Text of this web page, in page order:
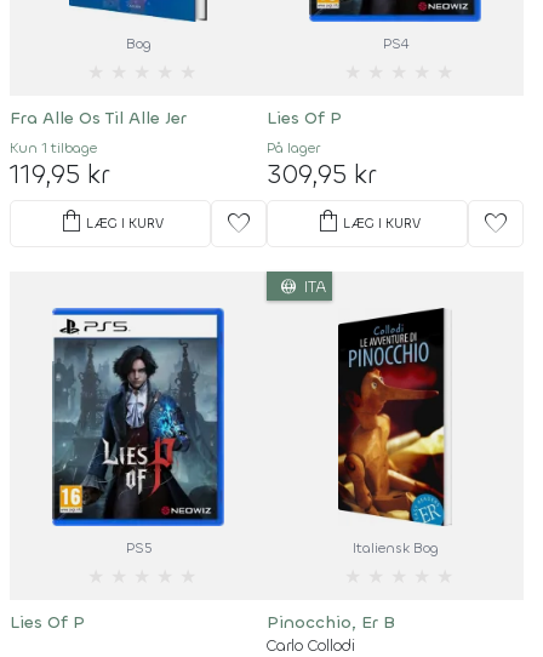
Bog
Fra Alle Os Til Alle Jer
Kun 1 tilbage
119,95 kr
shopping_bag LÆG I KURV favorite
PS4
Lies Of P
På lager
309,95 kr
shopping_bag LÆG I KURV favorite
PS5
Lies Of P
language ITA
Italiensk Bog
Pinocchio, Er B
Carlo Collodi